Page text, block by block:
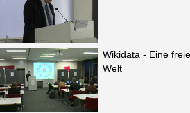
Wikidata - Eine
Welt